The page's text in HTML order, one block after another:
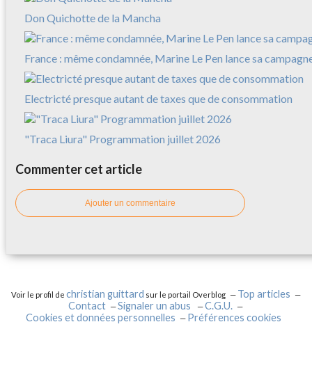
Don Quichotte de la Mancha
France : même condamnée, Marine Le Pen lance sa
Electricté presque autant de taxes que de consommation
"Traca Liura" Programmation juillet 2026
Commenter cet article
Ajouter un commentaire
Voir le profil de christian guittard sur le portail Overblog
Top articles
Contact
Signaler un abus
C.G.U.
Cookies et données personnelles
Préférences cookies